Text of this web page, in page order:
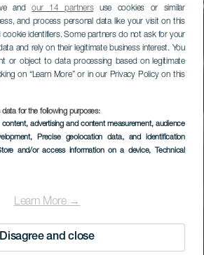
andour 14 partnersuse cookies or similar
and process personal data like your visit on this
identifiers. Some partners do not ask for your
and rely on their legitimate business interest. You
or object to data processing based on legitimate
on “Learn More” or in our Privacy Policy on this
for the following purposes:
content, advertising and content measurement, audience
, Precise geolocation data, and identification
and/or access information on a device, Technical
Learn More →
Disagree and close